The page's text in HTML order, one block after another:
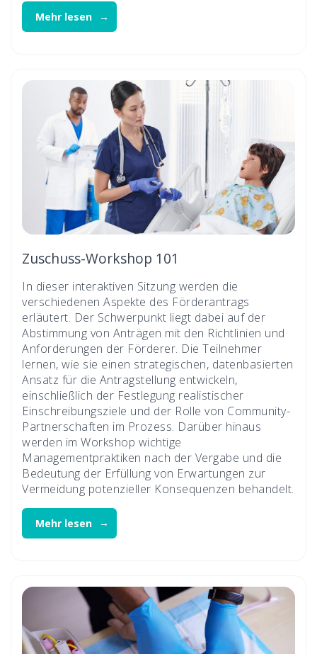
Mehr lesen
Zuschuss-Workshop 101
In dieser interaktiven Sitzung werden die
verschiedenen Aspekte des Förderantrags
erläutert. Der Schwerpunkt liegt dabei auf der
Abstimmung von Anträgen mit den Richtlinien und
Anforderungen der Förderer. Die Teilnehmer
lernen, wie sie einen strategischen, datenbasierten
Ansatz für die Antragstellung entwickeln,
einschließlich der Festlegung realistischer
Einschreibungsziele und der Rolle von Community-
Partnerschaften im Prozess. Darüber hinaus
werden im Workshop wichtige
Managementpraktiken nach der Vergabe und die
Bedeutung der Erfüllung von Erwartungen zur
Vermeidung potenzieller Konsequenzen behandelt.
Mehr lesen